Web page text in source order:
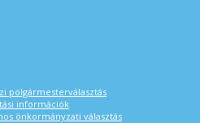
polgármesterválasztás
információk
önkormányzati választás